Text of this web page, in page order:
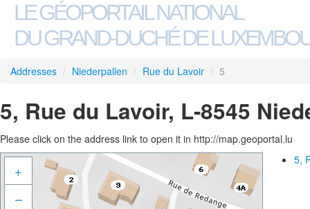
LE GÉOPORTAIL NATIONAL
DU GRAND-DUCHÉ DE
Addresses / Niederpallen / Rue du Lavoir / 5
5, Rue du Lavoir, L-8545
Please click on the address link to open it in http://map.geoportal.lu
+
–
5,